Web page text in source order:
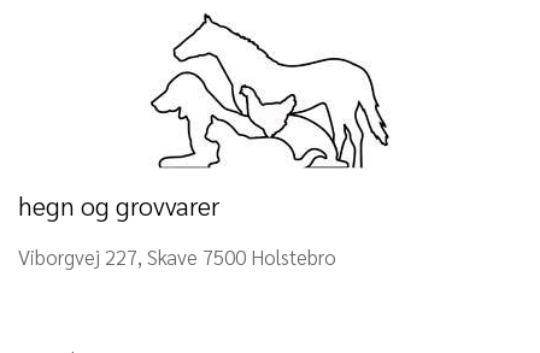
hegn og grovvarer
Viborgvej 227, Skave 7500 Holstebro